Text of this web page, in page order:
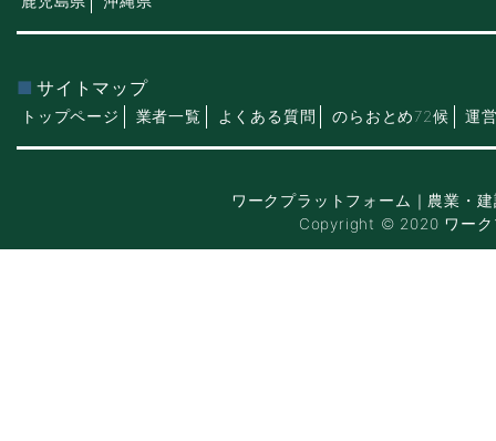
サイトマップ
トップページ 業者一覧 よくある質問 のらおとめ72候 運
ワークプラットフォーム｜農業・
Copyright © 2020 ワーク